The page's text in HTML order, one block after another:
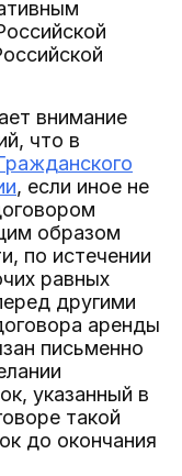
внимание
что в
, если иное не
образом
по истечении
равных
другими
аренды
письменно
указанный в
такой
до окончания